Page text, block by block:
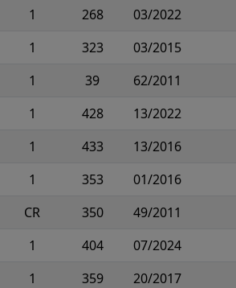
1 268 03/2022
1 323 03/2015
1 39 62/2011
1 428 13/2022
1 433 13/2016
1 353 01/2016
CR 350 49/2011
1 404 07/2024
1 359 20/2017